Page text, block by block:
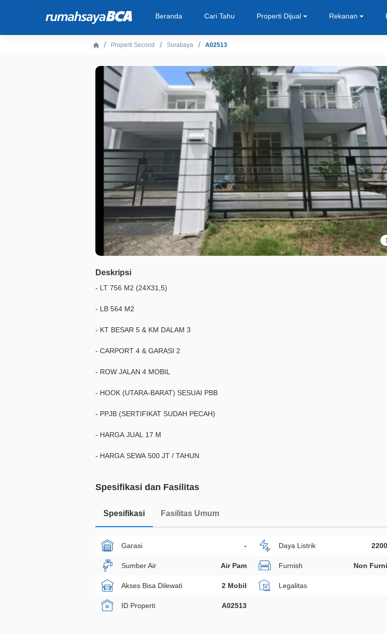
Beranda Cari Tahu Properti Dijual Rekanan
Properti Second Surabaya A02513
Deskripsi
- LT 756 M2 (24X31,5)
- LB 564 M2
- KT BESAR 5 & KM DALAM 3
- CARPORT 4 & GARASI 2
- ROW JALAN 4 MOBIL
- HOOK (UTARA-BARAT) SESUAI PBB
- PPJB (SERTIFIKAT SUDAH PECAH)
- HARGA JUAL 17 M
- HARGA SEWA 500 JT / TAHUN
Spesifikasi dan Fasilitas
Spesifikasi Fasilitas Umum
Garasi - Daya Listrik
Sumber Air Air Pam Furnish Non
Akses Bisa Dilewati 2 Mobil Legalitas
ID Properti A02513